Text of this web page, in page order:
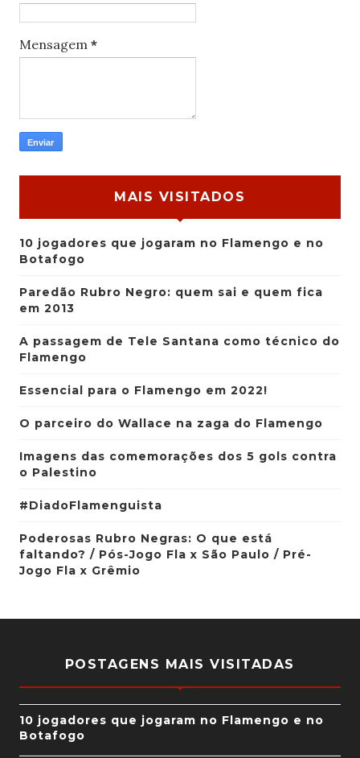
Mensagem *
MAIS VISITADOS
10 jogadores que jogaram no Flamengo e no
Botafogo
Paredão Rubro Negro: quem sai e quem fica
em 2013
A passagem de Tele Santana como técnico do
Flamengo
Essencial para o Flamengo em 2022!
O parceiro do Wallace na zaga do Flamengo
Imagens das comemorações dos 5 gols contra
o Palestino
#DiadoFlamenguista
Poderosas Rubro Negras: O que está
faltando? / Pós-Jogo Fla x São Paulo / Pré-
Jogo Fla x Grêmio
POSTAGENS MAIS VISITADAS
10 jogadores que jogaram no Flamengo e no
Botafogo